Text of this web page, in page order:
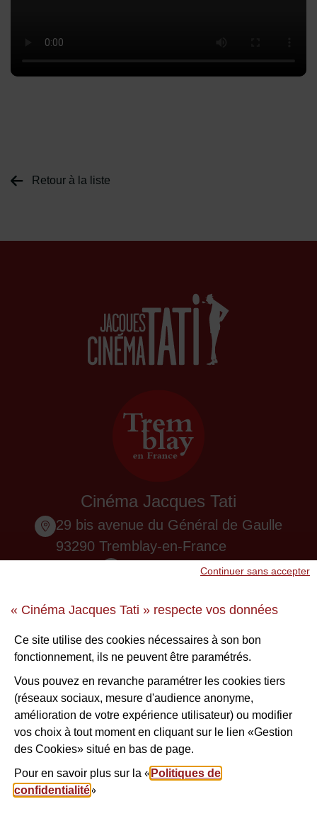
« Cinéma Jacques Tati » respecte vos données
Ce site utilise des cookies nécessaires à son bon
fonctionnement, ils ne peuvent être paramétrés.
Vous pouvez en revanche paramétrer les cookies tiers
(réseaux sociaux, mesure d'audience anonyme,
amélioration de votre expérience utilisateur) ou modifier
vos choix à tout moment en cliquant sur le lien «Gestion
des Cookies» situé en bas de page.
Pour en savoir plus sur la « Politiques de
confidentialité»
Continuer sans accepter
Retour à la liste
Cinéma Jacques Tati
29 bis avenue du Général de Gaulle
93290 Tremblay-en-France
01 48 61 87 55
Ne ratez aucune infos !
Voir nos brochures
Nous suivre
Facebook
InstagramYoutube